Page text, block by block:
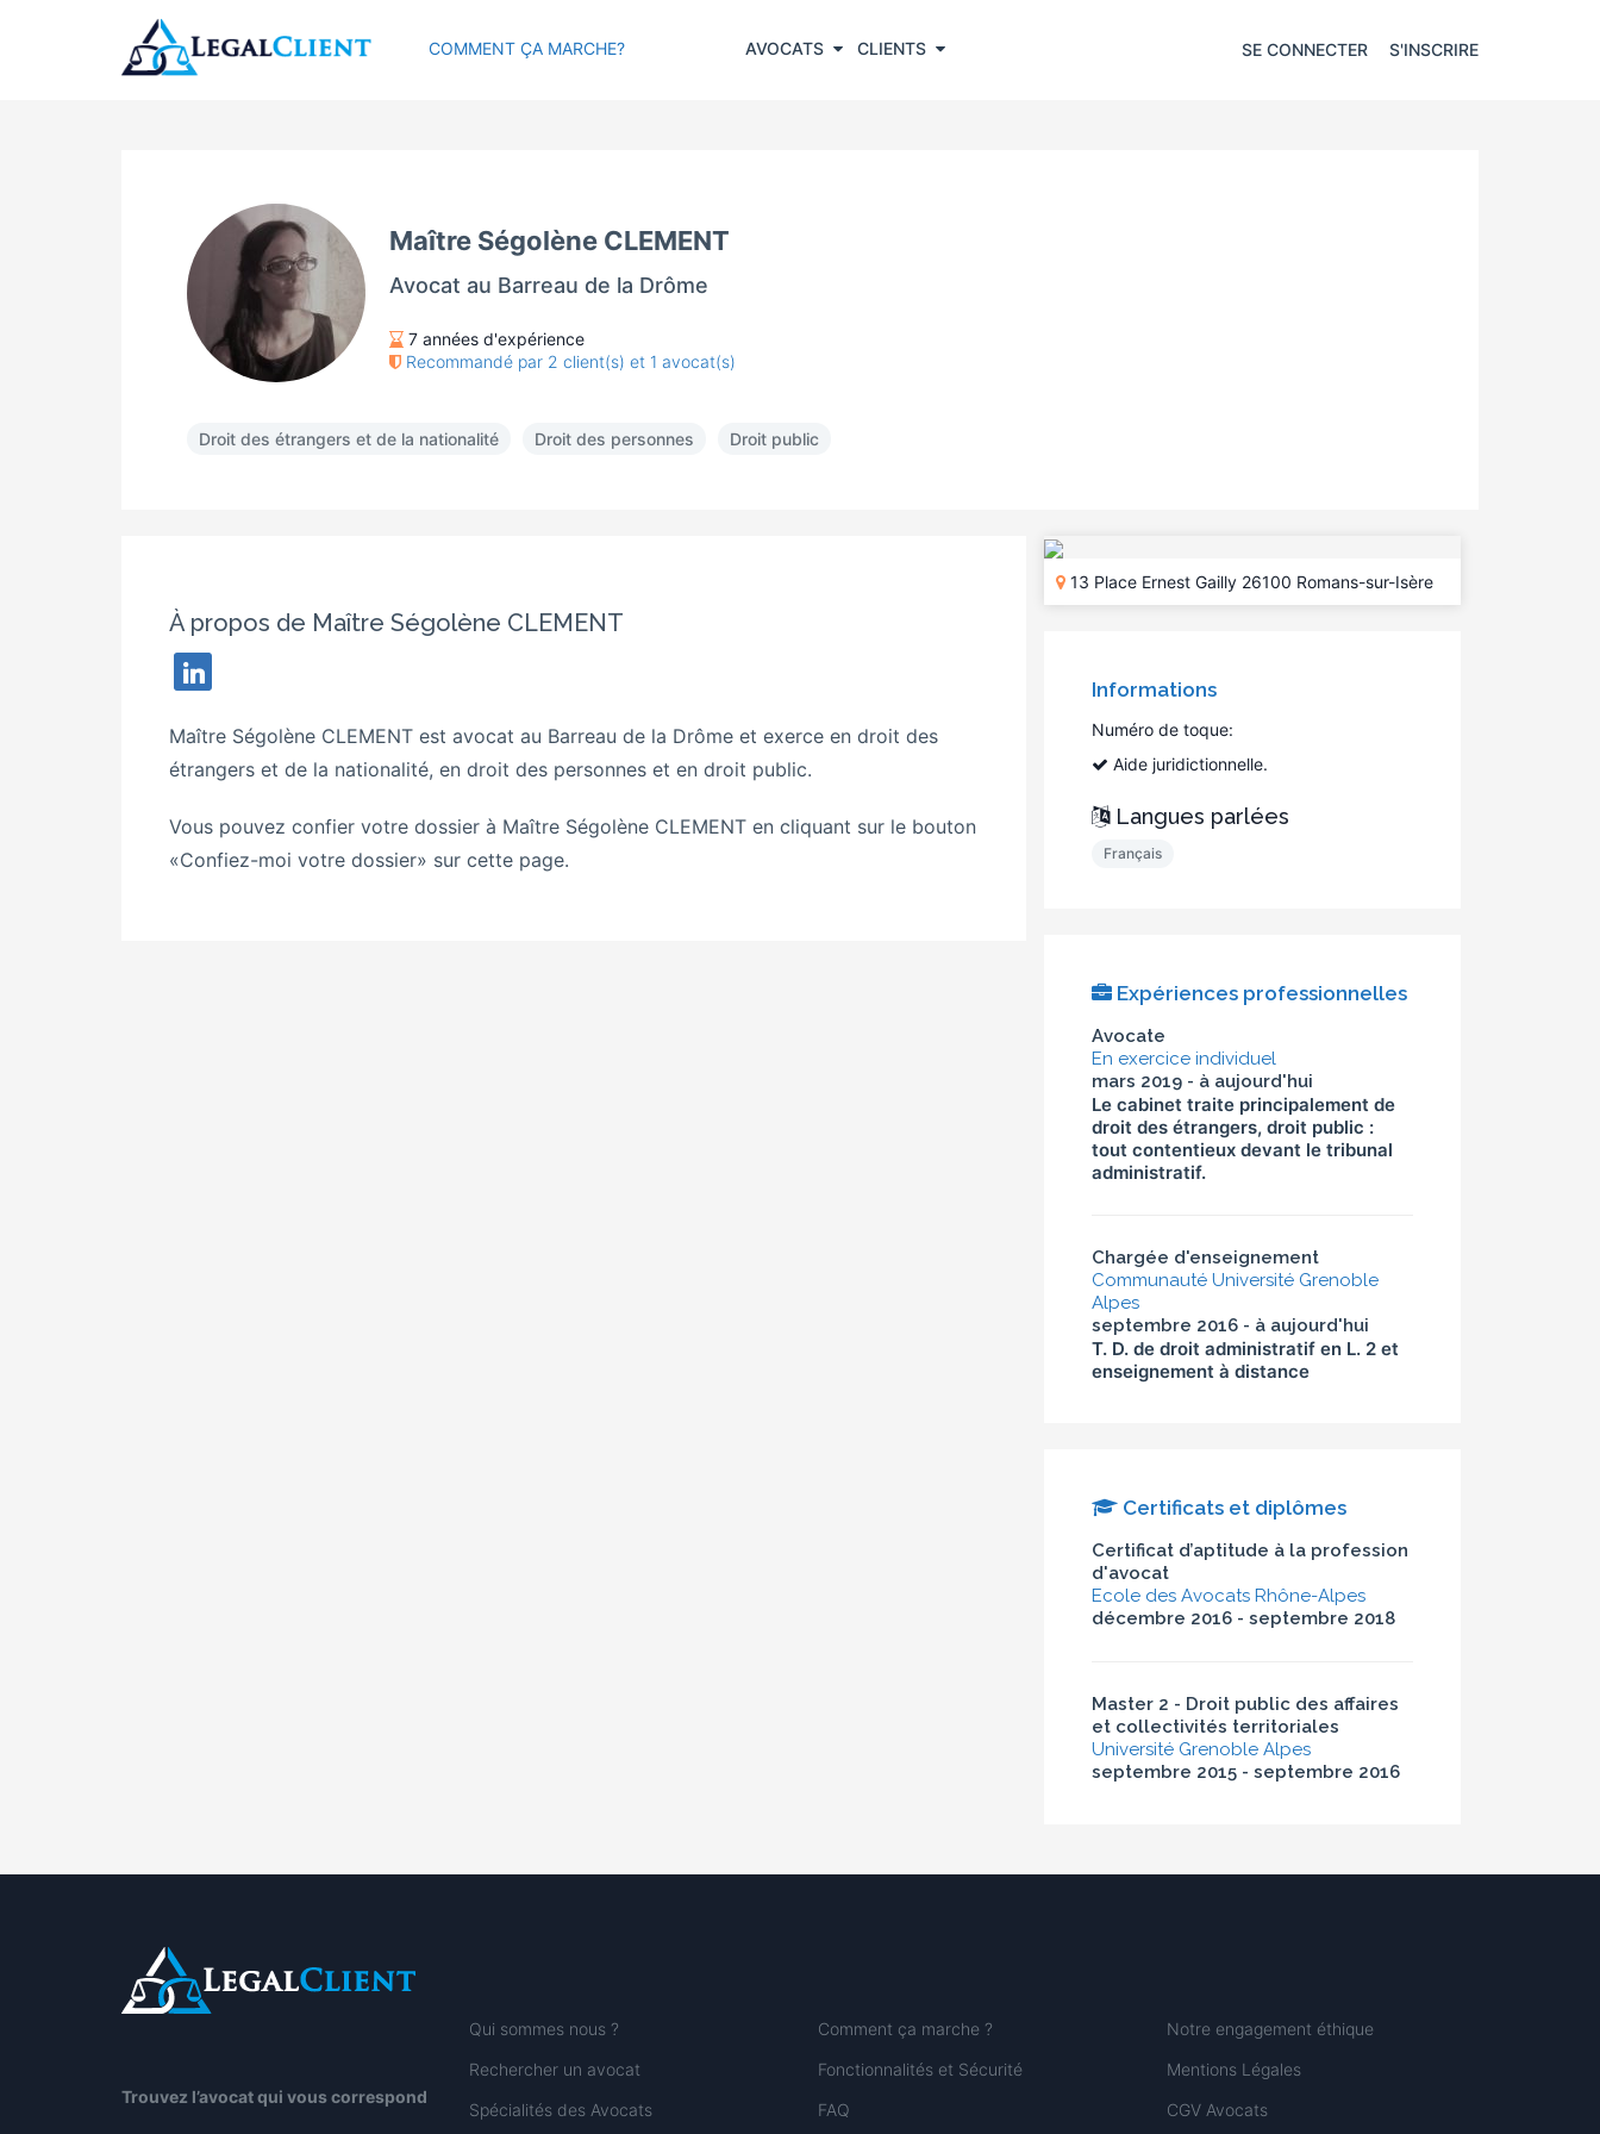
COMMENT ÇA MARCHE? AVOCATS CLIENTS SE CONNECTER S'INSCRIRE
Maître Ségolène CLEMENT
Avocat au Barreau de la Drôme
7 années d'expérience
Recommandé par 2 client(s) et 1 avocat(s)
Droit des étrangers et de la nationalité Droit des personnes Droit public
13 Place Ernest Gailly 26100 Romans-sur-Isère
Informations
Numéro de toque:
Aide juridictionnelle.
Langues parlées
Français
Expériences professionnelles
Avocate
En exercice individuel
mars 2019 - à aujourd'hui
Le cabinet traite principalement de
droit des étrangers, droit public :
tout contentieux devant le tribunal
administratif.
Chargée d'enseignement
Communauté Université Grenoble
Alpes
septembre 2016 - à aujourd'hui
T. D. de droit administratif en L. 2 et
enseignement à distance
Certificats et diplômes
Certificat d’aptitude à la profession
d'avocat
Ecole des Avocats Rhône-Alpes
décembre 2016 - septembre 2018
Master 2 - Droit public des affaires
et collectivités territoriales
Université Grenoble Alpes
septembre 2015 - septembre 2016
À propos de Maître Ségolène CLEMENT
linkedin
Maître Ségolène CLEMENT est avocat au Barreau de la Drôme et exerce en droit des
étrangers et de la nationalité, en droit des personnes et en droit public.
Vous pouvez confier votre dossier à Maître Ségolène CLEMENT en cliquant sur le bouton
«Confiez-moi votre dossier» sur cette page.
Trouvez l’avocat qui vous correspond
Qui sommes nous ?
Rechercher un avocat
Spécialités des Avocats
Comment ça marche ?
Fonctionnalités et Sécurité
FAQ
Notre engagement éthique
Mentions Légales
CGV Avocats